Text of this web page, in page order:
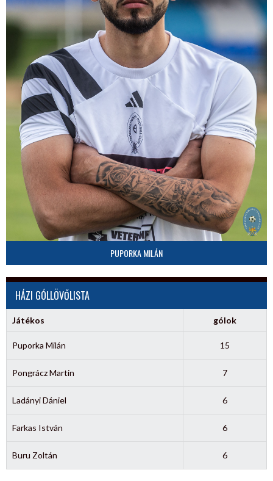
PUPORKA MILÁN
HÁZI GÓLLÖVŐLISTA
Játékos gólok
Puporka Milán 15
Pongrácz Martin 7
Ladányi Dániel 6
Farkas István 6
Buru Zoltán 6